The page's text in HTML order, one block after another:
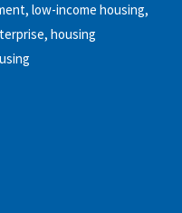
low-income housing,
housing